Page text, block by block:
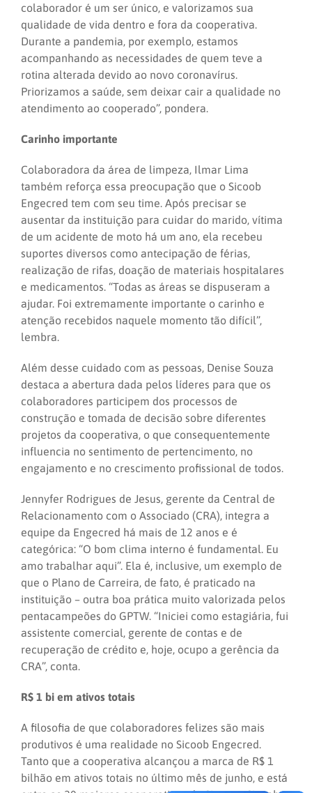
colaborador é um ser único, e valorizamos sua
qualidade de vida dentro e fora da cooperativa.
Durante a pandemia, por exemplo, estamos
acompanhando as necessidades de quem teve a
rotina alterada devido ao novo coronavírus.
Priorizamos a saúde, sem deixar cair a qualidade no
atendimento ao cooperado”, pondera.
Carinho importante
Colaboradora da área de limpeza, Ilmar Lima
também reforça essa preocupação que o Sicoob
Engecred tem com seu time. Após precisar se
ausentar da instituição para cuidar do marido, vítima
de um acidente de moto há um ano, ela recebeu
suportes diversos como antecipação de férias,
realização de rifas, doação de materiais hospitalares
e medicamentos. “Todas as áreas se dispuseram a
ajudar. Foi extremamente importante o carinho e
atenção recebidos naquele momento tão difícil”,
lembra.
Além desse cuidado com as pessoas, Denise Souza
destaca a abertura dada pelos líderes para que os
colaboradores participem dos processos de
construção e tomada de decisão sobre diferentes
projetos da cooperativa, o que consequentemente
influencia no sentimento de pertencimento, no
engajamento e no crescimento profissional de todos.
Jennyfer Rodrigues de Jesus, gerente da Central de
Relacionamento com o Associado (CRA), integra a
equipe da Engecred há mais de 12 anos e é
categórica: “O bom clima interno é fundamental. Eu
amo trabalhar aqui”. Ela é, inclusive, um exemplo de
que o Plano de Carreira, de fato, é praticado na
instituição – outra boa prática muito valorizada pelos
pentacampeões do GPTW. “Iniciei como estagiária, fui
assistente comercial, gerente de contas e de
recuperação de crédito e, hoje, ocupo a gerência da
CRA”, conta.
R$ 1 bi em ativos totais
A filosofia de que colaboradores felizes são mais
produtivos é uma realidade no Sicoob Engecred.
Tanto que a cooperativa alcançou a marca de R$ 1
bilhão em ativos totais no último mês de junho, e está